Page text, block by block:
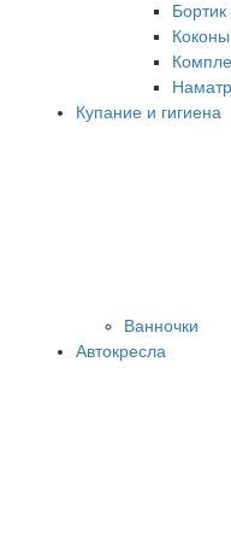
Бортик
Купание и гигиена
Ванночки
Автокресла